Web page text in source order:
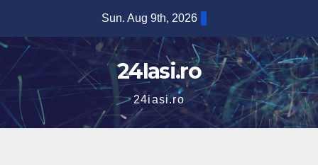
content
Sun. Aug 9th, 2026
24Iasi.ro
24iasi.ro